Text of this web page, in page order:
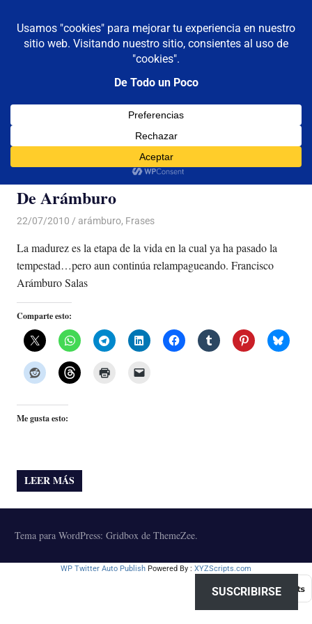
contenido
De todo un poco
Reflexiones,
Viajes
MENÚ
Categoría:arámburo
De Arámburo
22/07/2010 Luis Castellanos
arámburo, Frases
La madurez es la etapa de la vida en la cual ya ha pasado la
tempestad…pero aun continúa relampagueando. Francisco
Arámburo Salas
Comparte esto:
Me gusta esto:
LEER MÁS
Tema para WordPress: Gridbox de ThemeZee.
WP Twitter Auto Publish Powered By : XYZScripts.com
SUSCRIBIRSE